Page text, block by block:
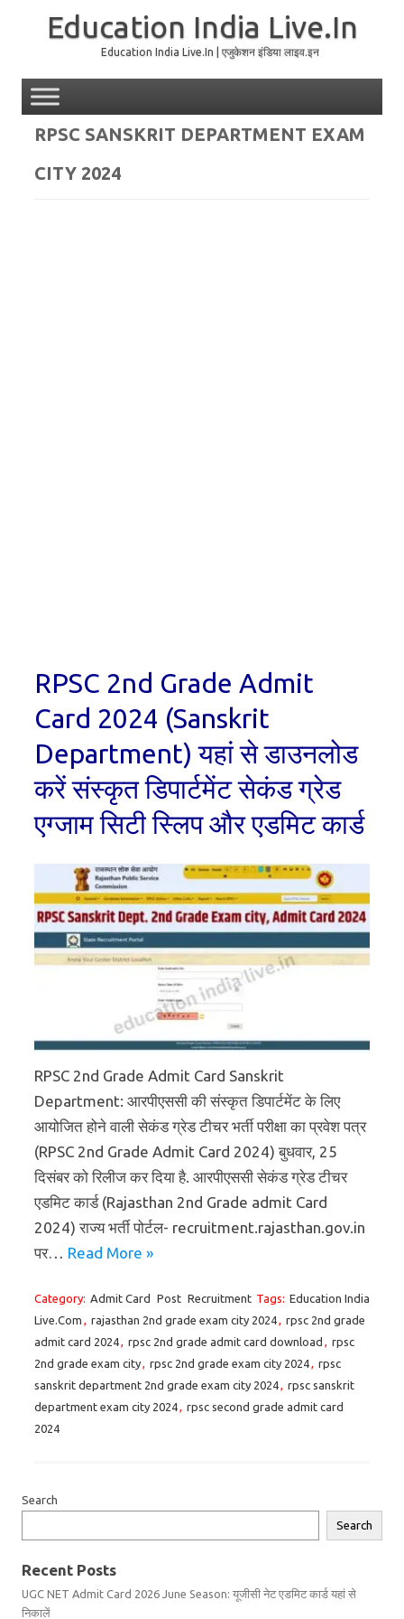
Education India Live.In
Education India Live.In | एजुकेशन इंडिया लाइव.इन
RPSC SANSKRIT DEPARTMENT EXAM
CITY 2024
RPSC 2nd Grade Admit
Card 2024 (Sanskrit
Department) यहां से डाउनलोड
करें संस्कृत डिपार्टमेंट सेकंड ग्रेड
एग्जाम सिटी स्लिप और एडमिट कार्ड
RPSC 2nd Grade Admit Card Sanskrit
Department: आरपीएससी की संस्कृत डिपार्टमेंट के लिए
आयोजित होने वाली सेकंड ग्रेड टीचर भर्ती परीक्षा का प्रवेश पत्र
(RPSC 2nd Grade Admit Card 2024) बुधवार, 25
दिसंबर को रिलीज कर दिया है. आरपीएससी सेकंड ग्रेड टीचर
एडमिट कार्ड (Rajasthan 2nd Grade admit Card
2024) राज्य भर्ती पोर्टल- recruitment.rajasthan.gov.in
पर… Read More »
Category: Admit Card Post Recruitment Tags: Education India
Live.Com , rajasthan 2nd grade exam city 2024, rpsc 2nd grade
admit card 2024, rpsc 2nd grade admit card download , rpsc
2nd grade exam city, rpsc 2nd grade exam city 2024, rpsc
sanskrit department 2nd grade exam city 2024, rpsc sanskrit
department exam city 2024, rpsc second grade admit card
2024
Search
Search
Recent Posts
UGC NET Admit Card 2026 June Season: यूजीसी नेट एडमिट कार्ड यहां से
निकालें